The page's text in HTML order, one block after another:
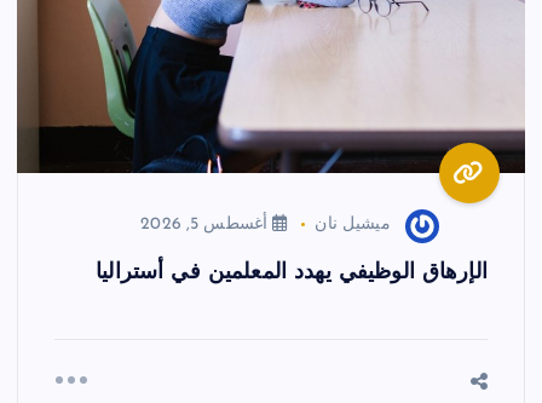
ميشيل نان أغسطس 5, 2026
الإرهاق الوظيفي يهدد المعلمين في أستراليا